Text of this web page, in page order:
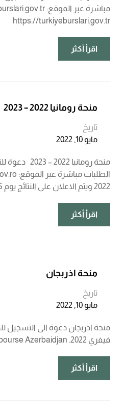
https://turkiyeburslari.gov.tr
اقرأ أكثر
منحة رومانيا 2022 – 2023
تاريخ
مايو 10, 2022
2022 ويتم الاعلان على النتائج يوم 15جويلية 2022.
اقرأ أكثر
منحة اذربجان
تاريخ
مايو 10, 2022
فيفري 2022. Offre de bourse Azerbaidjan منحة اذربجان
اقرأ أكثر